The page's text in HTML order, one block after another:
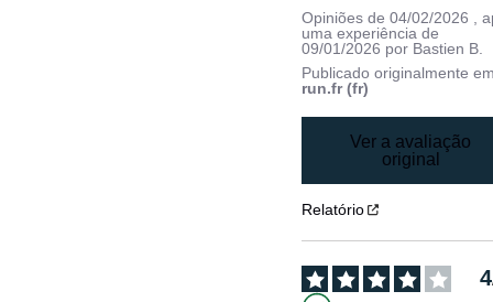
Opiniões de04/02/2026 ,
uma experiência de
09/01/2026 por Bastien B.
Publicado originalmente
run.fr (fr)
Ver a avaliação
original
Relatório
4